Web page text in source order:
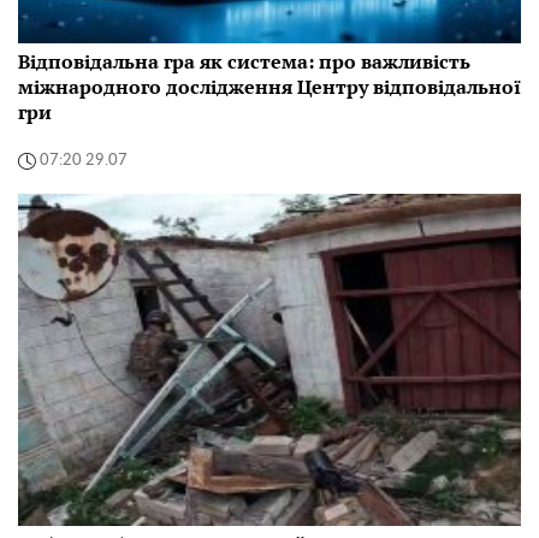
Відповідальна гра як система: про важливість
міжнародного дослідження Центру відповідальної
гри
07:20 29.07